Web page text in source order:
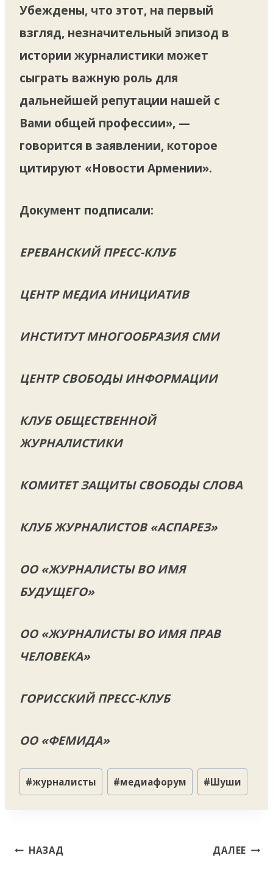
Убеждены, что этот, на первый
взгляд, незначительный эпизод в
истории журналистики может
сыграть важную роль для
дальнейшей репутации нашей с
Вами общей профессии», —
говорится в заявлении, которое
цитируют «Новости Армении».
Документ подписали:
ЕРЕВАНСКИЙ ПРЕСС-КЛУБ
ЦЕНТР МЕДИА ИНИЦИАТИВ
ИНСТИТУТ МНОГООБРАЗИЯ СМИ
ЦЕНТР СВОБОДЫ ИНФОРМАЦИИ
КЛУБ ОБЩЕСТВЕННОЙ
ЖУРНАЛИСТИКИ
КОМИТЕТ ЗАЩИТЫ СВОБОДЫ СЛОВА
КЛУБ ЖУРНАЛИСТОВ «АСПАРЕЗ»
ОО «ЖУРНАЛИСТЫ ВО ИМЯ
БУДУЩЕГО»
ОО «ЖУРНАЛИСТЫ ВО ИМЯ ПРАВ
ЧЕЛОВЕКА»
ГОРИССКИЙ ПРЕСС-КЛУБ
ОО «ФЕМИДА»
Метки
записи:
#журналисты #медиафорум #Шуши
Навигация
НАЗАД ДАЛЕЕ